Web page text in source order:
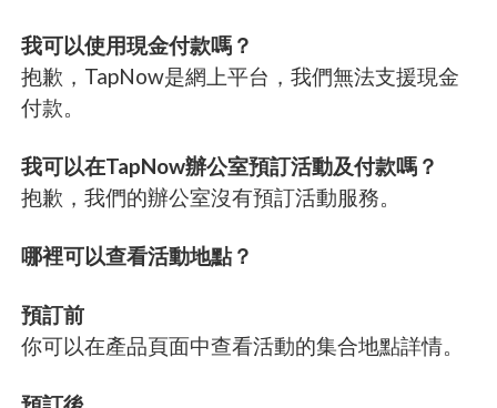
我可以使用現金付款嗎？
抱歉，TapNow是網上平台，我們無法支援現金
付款。
我可以在TapNow辦公室預訂活動及付款嗎？
抱歉，我們的辦公室沒有預訂活動服務。
哪裡可以查看活動地點？
預訂前
你可以在產品頁面中查看活動的集合地點詳情。